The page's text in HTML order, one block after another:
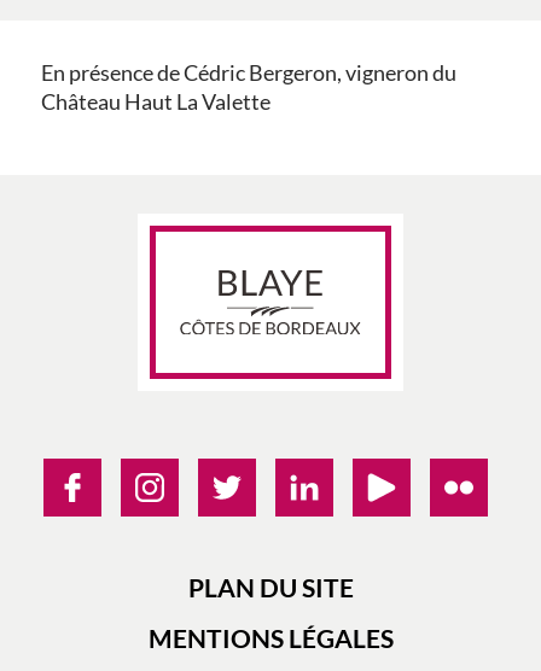
En présence de Cédric Bergeron, vigneron du
Château Haut La Valette
PLAN DU SITE
MENTIONS LÉGALES